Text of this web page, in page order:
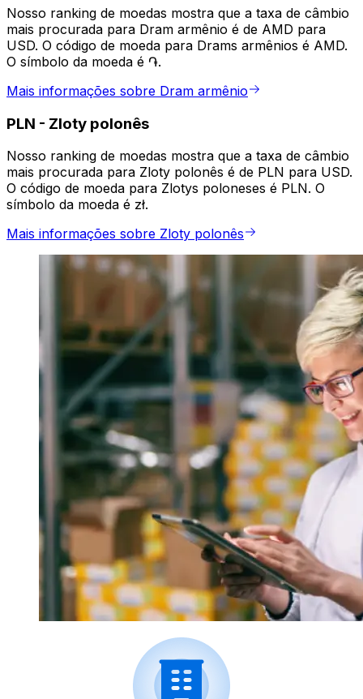
Nosso ranking de moedas mostra que a taxa de câmbio
mais procurada para Dram armênio é de AMD para
USD. O código de moeda para Drams armênios é AMD.
O símbolo da moeda é ֏.
Mais informações sobre Dram armênio
PLN - Zloty polonês
Nosso ranking de moedas mostra que a taxa de câmbio
mais procurada para Zloty polonês é de PLN para USD.
O código de moeda para Zlotys poloneses é PLN. O
símbolo da moeda é zł.
Mais informações sobre Zloty polonês